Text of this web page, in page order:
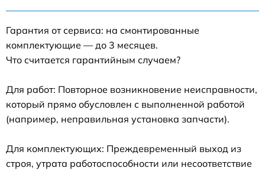
Гарантия от сервиса: на смонтированные
комплектующие — до 3 месяцев.
Что считается гарантийным случаем?
Для работ: Повторное возникновение неисправности,
который прямо обусловлен с выполненной работой
(например, неправильная установка запчасти).
Для комплектующих: Преждевременный выход из
строя, утрата работоспособности или несоответствие